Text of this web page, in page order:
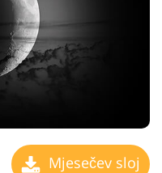
Mjesečev sloj